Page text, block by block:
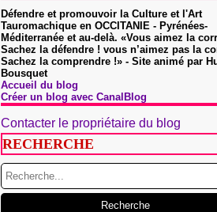
Défendre et promouvoir la Culture et l'Art
Tauromachique en OCCITANIE - Pyrénées-
Méditerranée et au-delà. «Vous aimez la
Sachez la défendre ! vous n’aimez pas la
Sachez la comprendre !» - Site animé par
Bousquet
Accueil du blog
Créer un blog avec CanalBlog
Contacter le propriétaire du blog
RECHERCHE